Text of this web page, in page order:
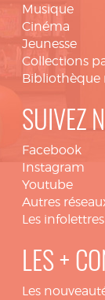
Musique
Cinéma
Jeunesse
Collections
Bibliothèque
SUIVEZ
Facebook
Instagram
Youtube
Autres
Les infolettres
LES +
Les